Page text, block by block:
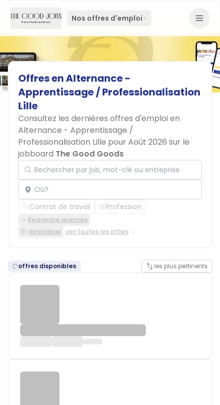
Nos offres d'emploi
OffresenAlternance-
Apprentissage/Professionalisation
Lille
Consultez les dernières offres d'emploi en
Alternance - Apprentissage /
Professionalisation Lille pour Août 2026 sur le
jobboard The Good Goods
Rechercher par job, mot-clé ou entreprise
Localisation
Contrat de travail Profession
Recherche avancée
réinitialiser voir toutes les offres
offres disponibles les plus pertinents